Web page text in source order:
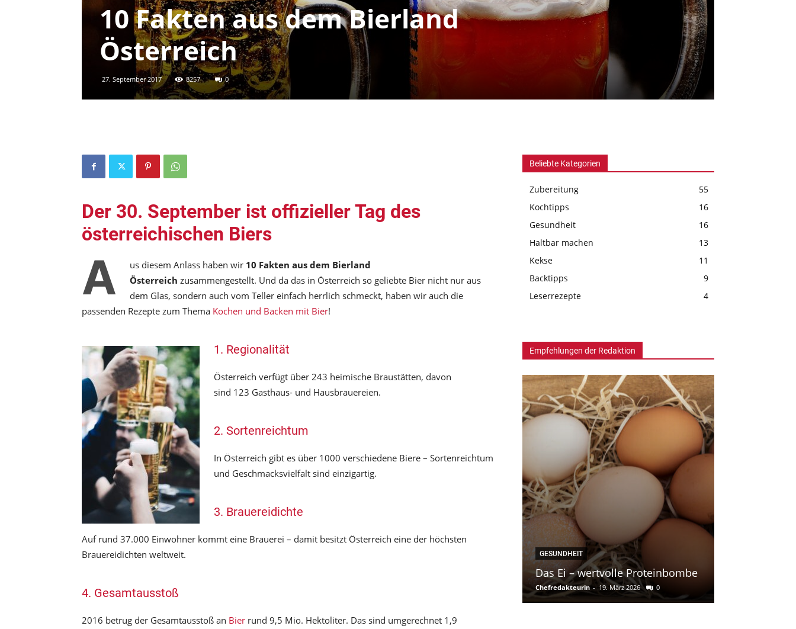
10 Fakten aus dem Bierland
Österreich
27. September 2017 8257 0
Der 30. September ist offizieller Tag des
österreichischen Biers
A us diesem Anlass haben wir 10 Fakten aus dem Bierland
Österreich zusammengestellt. Und da das in Österreich so geliebte Bier nicht nur aus
dem Glas, sondern auch vom Teller einfach herrlich schmeckt, haben wir auch die
passenden Rezepte zum Thema Kochen und Backen mit Bier!
1. Regionalität
Österreich verfügt über 243 heimische Braustätten, davon
sind 123 Gasthaus- und Hausbrauereien.
2. Sortenreichtum
In Österreich gibt es über 1000 verschiedene Biere – Sortenreichtum
und Geschmacksvielfalt sind einzigartig.
3. Brauereidichte
Auf rund 37.000 Einwohner kommt eine Brauerei – damit besitzt Österreich eine der höchsten
Brauereidichten weltweit.
4. Gesamtausstoß
2016 betrug der Gesamtausstoß an Bier rund 9,5 Mio. Hektoliter. Das sind umgerechnet 1,9
Beliebte Kategorien
Zubereitung
55
Kochtipps
16
Gesundheit
16
Haltbar machen
13
Kekse
11
Backtipps
9
Leserrezepte
4
Empfehlungen der Redaktion
BACKTIPPS
Mmmmh…Mürbteig! So gelingt
Kochblogger
ZUBEREITUNG
Grillen auf der Salzplanke
Kochblogger - 27. Juni 2017 0